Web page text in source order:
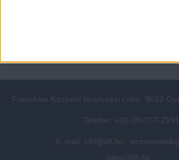
Franchise Központ levelezési címe: 9023
Telefon: +36-30-757-2991
E-mail: info@oh.hu
sales@oh.hu